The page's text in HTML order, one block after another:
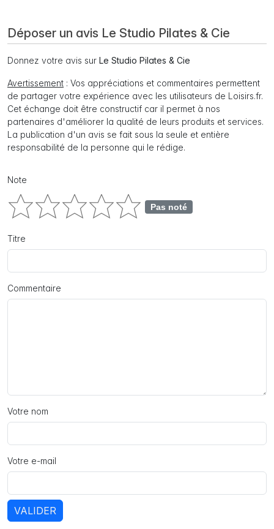
Déposer un avis Le Studio Pilates & Cie
Donnez votre avis sur Le Studio Pilates & Cie
Avertissement : Vos appréciations et commentaires permettent
de partager votre expérience avec les utilisateurs de Loisirs.fr.
Cet échange doit être constructif car il permet à nos
partenaires d'améliorer la qualité de leurs produits et services.
La publication d'un avis se fait sous la seule et entière
responsabilité de la personne qui le rédige.
Note
Pas noté
Titre
Commentaire
Votre nom
Votre e-mail
VALIDER